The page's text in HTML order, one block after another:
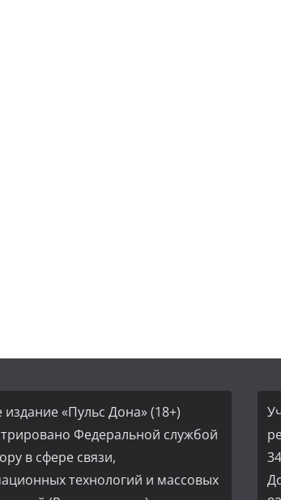
издание «Пульс Дона» (18+)
Федеральной службой
в сфере связи,
технологий и массовых